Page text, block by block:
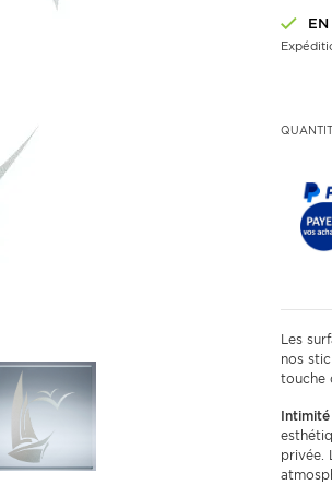
EN
Les
nos
touche
privée.